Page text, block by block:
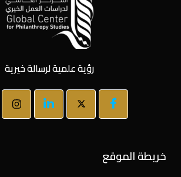
رؤية علمية لرسالة خيرية
خريطة الموقع